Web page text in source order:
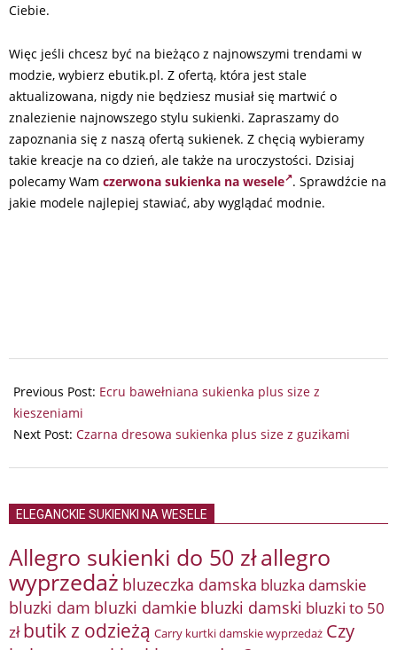
Ciebie.
Więc jeśli chcesz być na bieżąco z najnowszymi trendami w
modzie, wybierz ebutik.pl. Z ofertą, która jest stale
aktualizowana, nigdy nie będziesz musiał się martwić o
znalezienie najnowszego stylu sukienki. Zapraszamy do
zapoznania się z naszą ofertą sukienek. Z chęcią wybieramy
takie kreacje na co dzień, ale także na uroczystości. Dzisiaj
polecamy Wam czerwona sukienka na wesele . Sprawdźcie na
jakie modele najlepiej stawiać, aby wyglądać modnie.
06-
06
Previous Post: Ecru bawełniana sukienka plus size z
kieszeniami
Next Post: Czarna dresowa sukienka plus size z guzikami
ELEGANCKIE SUKIENKI NA WESELE
Allegro sukienki do 50 złallegro
wyprzedaż bluzeczka damska bluzka damskie
bluzki dam bluzki damkie bluzki damski bluzki to 50
zł butik z odzieżą Carry kurtki damskie wyprzedaż Czy